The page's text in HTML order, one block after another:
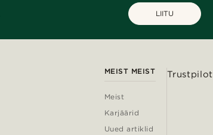
LIITU
MEIST MEIST
Meist
Karjäärid
Uued artiklid
Trustpilot